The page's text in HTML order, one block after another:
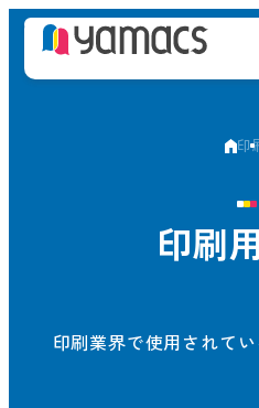
印
印刷
印刷業界で使用されて